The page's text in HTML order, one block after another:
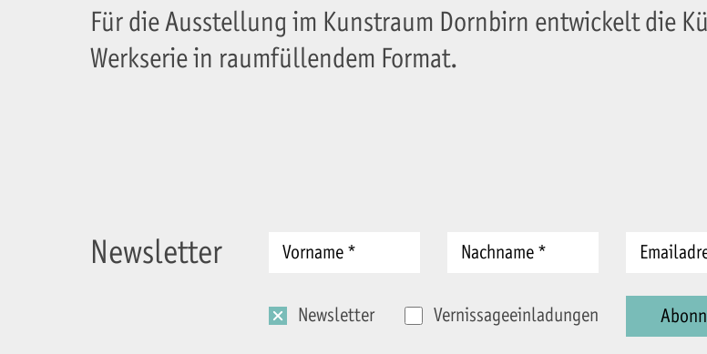
Für die Ausstellung im Kunstraum Dornbirn entwickelt die
Werkserie in raumfüllendem Format.
Newsletter
Newsletter Vernissageeinladungen